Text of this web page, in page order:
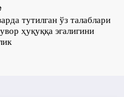
тутилган ўз талаблари
ҳуқуққа эгалигини